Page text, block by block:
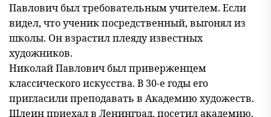
Павлович был требовательным учителем. Если
видел, что ученик посредственный, выгонял из
школы. Он взрастил плеяду известных
художников.
Николай Павлович был приверженцем
классического искусства. В 30-е годы его
пригласили преподавать в Академию художеств.
Шлеин приехал в Ленинград, посетил академию,